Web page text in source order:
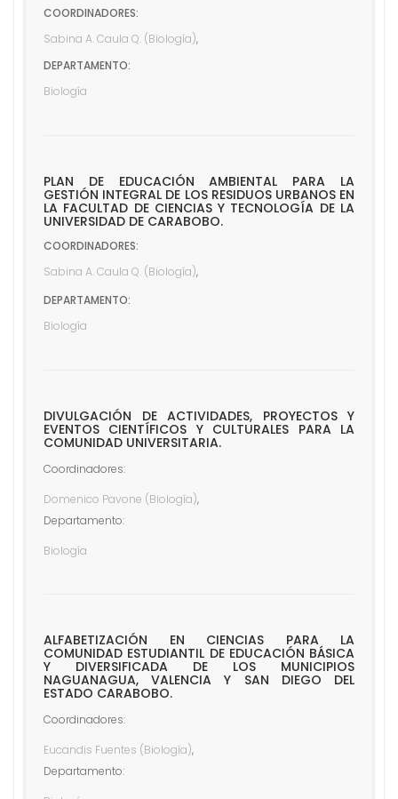
COORDINADORES:
Sabina A. Caula Q. (Biología),
DEPARTAMENTO:
Biología
PLAN DE EDUCACIÓN AMBIENTAL PARA LA
GESTIÓN INTEGRAL DE LOS RESIDUOS URBANOS EN
LA FACULTAD DE CIENCIAS Y TECNOLOGÍA DE LA
UNIVERSIDAD DE CARABOBO.
COORDINADORES:
Sabina A. Caula Q. (Biología),
DEPARTAMENTO:
Biología
DIVULGACIÓN DE ACTIVIDADES, PROYECTOS Y
EVENTOS CIENTÍFICOS Y CULTURALES PARA LA
COMUNIDAD UNIVERSITARIA.
Coordinadores:
Domenico Pavone (Biología),
Departamento:
Biología
ALFABETIZACIÓN EN CIENCIAS PARA LA
COMUNIDAD ESTUDIANTIL DE EDUCACIÓN BÁSICA
Y DIVERSIFICADA DE LOS MUNICIPIOS
NAGUANAGUA, VALENCIA Y SAN DIEGO DEL
ESTADO CARABOBO.
Coordinadores:
Eucandis Fuentes (Biología),
Departamento: